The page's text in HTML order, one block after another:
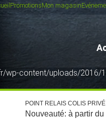
PromotionsMon magasin
wp-content/uploads/2016/
POINT RELAIS COLIS PRIVÉ
Nouveauté: à partir